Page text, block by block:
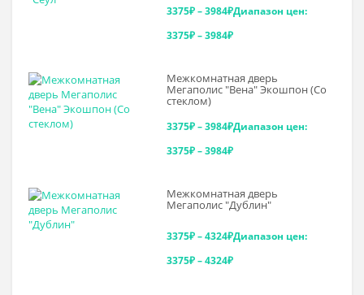
3375₽–3984₽Диапазон цен:
3375₽ – 3984₽
Межкомнатная дверь
Мегаполис "Вена" Экошпон (Со
стеклом)
3375₽–3984₽Диапазон цен:
3375₽ – 3984₽
Межкомнатная дверь
Мегаполис "Дублин"
3375₽–4324₽Диапазон цен:
3375₽ – 4324₽